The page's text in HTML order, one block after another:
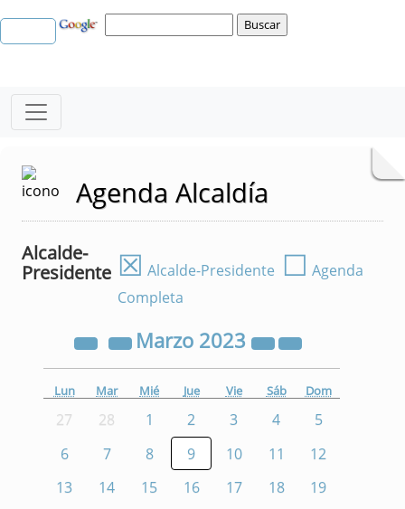
Agenda Alcaldía
Alcalde-
Presidente ☒ Alcalde-Presidente ☐ Agenda
Completa
Marzo 2023
Lun Mar Mié Jue Vie Sáb Dom
27 28 1 2 3 4
5
6
7 8 9 10 11
12
13
14 15 16 17 18
19